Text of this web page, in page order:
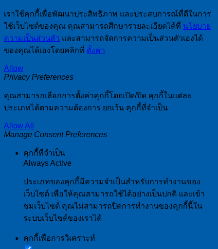
เราใช้คุกกี้เพื่อพัฒนาประสิทธิภาพ และประสบการณ์ที่ดีในการ
ใช้เว็บไซต์ของคุณ คุณสามารถศึกษารายละเอียดได้ที่ นโยบาย
ความเป็นส่วนตัว และสามารถจัดการความเป็นส่วนตัวเองได้
ของคุณได้เองโดยคลิกที่ ตั้งค่า
Allow
Privacy Preferences
คุณสามารถเลือกการตั้งค่าคุกกี้โดยเปิด/ปิด คุกกี้ในแต่ละ
ประเภทได้ตามความต้องการ ยกเว้น คุกกี้ที่จำเป็น
Allow All
Manage Consent Preferences
คุกกี้ที่จำเป็น
Always Active
ประเภทของคุกกี้มีความจำเป็นสำหรับการทำงานของ
เว็บไซต์ เพื่อให้คุณสามารถใช้ได้อย่างเป็นปกติ และเข้า
ชมเว็บไซต์ คุณไม่สามารถปิดการทำงานของคุกกี้นี้ใน
ระบบเว็บไซต์ของเราได้
คุกกี้เพื่อการวิเคราะห์